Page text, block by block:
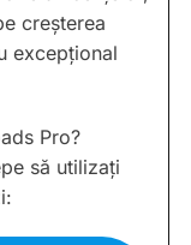
creșterea
excepțional
Pro?
să utilizați